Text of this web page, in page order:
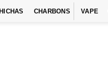
CHARBONS VAPE